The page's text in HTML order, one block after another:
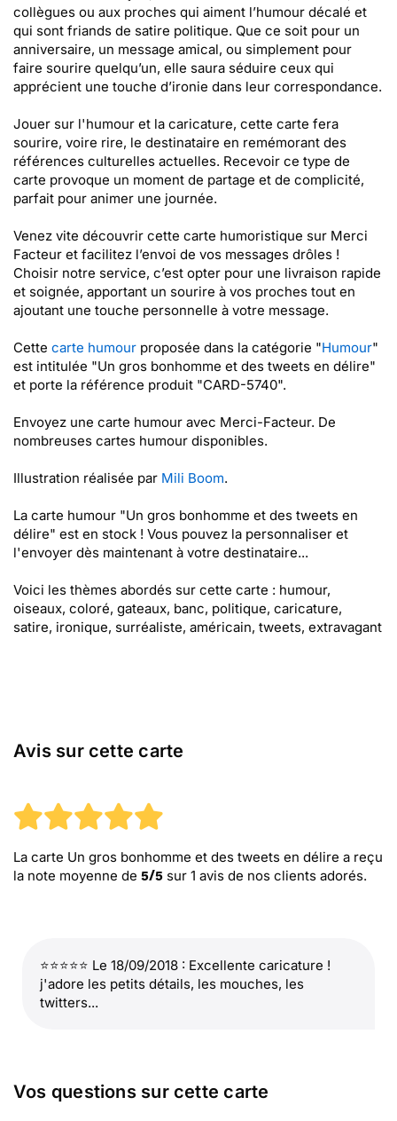
collègues ou aux proches qui aiment l’humour décalé et
qui sont friands de satire politique. Que ce soit pour un
anniversaire, un message amical, ou simplement pour
faire sourire quelqu’un, elle saura séduire ceux qui
apprécient une touche d’ironie dans leur correspondance.
Jouer sur l'humour et la caricature, cette carte fera
sourire, voire rire, le destinataire en remémorant des
références culturelles actuelles. Recevoir ce type de
carte provoque un moment de partage et de complicité,
parfait pour animer une journée.
Venez vite découvrir cette carte humoristique sur Merci
Facteur et facilitez l’envoi de vos messages drôles !
Choisir notre service, c’est opter pour une livraison rapide
et soignée, apportant un sourire à vos proches tout en
ajoutant une touche personnelle à votre message.
Cette carte humour proposée dans la catégorie "Humour"
est intitulée "Un gros bonhomme et des tweets en délire"
et porte la référence produit "CARD-5740".
Envoyez une carte humour avec Merci-Facteur. De
nombreuses cartes humour disponibles.
Illustration réalisée par Mili Boom.
La carte humour "Un gros bonhomme et des tweets en
délire" est en stock ! Vous pouvez la personnaliser et
l'envoyer dès maintenant à votre destinataire...
Voici les thèmes abordés sur cette carte : humour,
oiseaux, coloré, gateaux, banc, politique, caricature,
satire, ironique, surréaliste, américain, tweets, extravagant
Avis sur cette carte
La carte Un gros bonhomme et des tweets en délire a reçu
la note moyenne de 5/5 sur 1 avis de nos clients adorés.
⭐⭐⭐⭐⭐ Le 18/09/2018 : Excellente caricature !
j'adore les petits détails, les mouches, les
twitters...
Vos questions sur cette carte